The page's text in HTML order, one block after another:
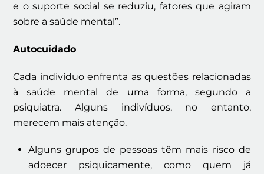
e o suporte social se reduziu, fatores que agiram
sobre a saúde mental”.
Autocuidado
Cada indivíduo enfrenta as questões relacionadas
à saúde mental de uma forma, segundo a
psiquiatra. Alguns indivíduos, no entanto,
merecem mais atenção.
Alguns grupos de pessoas têm mais risco de
adoecer psiquicamente, como quem já